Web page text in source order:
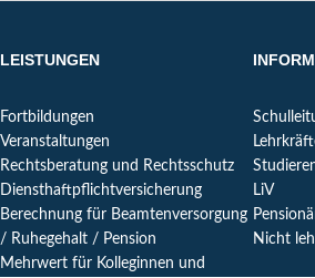
LEISTUNGEN
Fortbildungen
Veranstaltungen
Rechtsberatung und Rechtsschutz
Diensthaftpflichtversicherung
Berechnung für Beamtenversorgung
/ Ruhegehalt / Pension
Mehrwert für Kolleginnen und
LiV
Nicht